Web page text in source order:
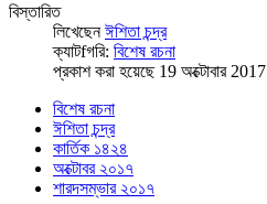
বিস্তারিত
লিখেছেনঈশিতা​ চন্দ্র
ক্যাটfগরি: বিশেষ রচনা
প্রকাশ করা হয়েছে 19 অক্টোবার 2017
বিশেষ রচনা
ঈশিতা​ চন্দ্র
কার্তিক ১৪২৪
অক্টোবর ২০১৭
শারদসম্ভার ২০১৭